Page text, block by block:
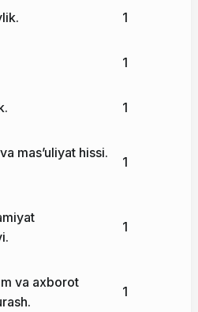
1
1
1
mas’uliyat hissi.
1
1
va axborot
1